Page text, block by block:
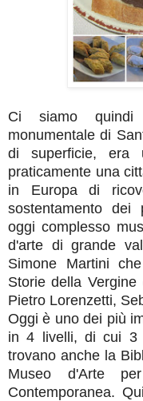
Ci siamo
monumentale di
di superficie, era
praticamente una
in Europa di
sostentamento dei
oggi complesso
d'arte di grande
Simone Martini
Storie della Vergine
Pietro Lorenzetti,
Oggi è uno dei più
in 4 livelli, di cui 3
trovano anche la
Museo d'Arte
Contemporanea.